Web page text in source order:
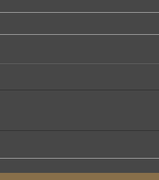
LES NOUVEAUTES DE 2026
SONT ARRIVEES